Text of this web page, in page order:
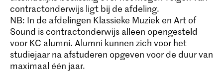
contractonderwijs ligt bij de afdeling.
NB: In de afdelingen Klassieke Muziek en Art of
Sound is contractonderwijs alleen opengesteld
voor KC alumni. Alumni kunnen zich voor het
studiejaar na afstuderen opgeven voor de duur van
maximaal één jaar.